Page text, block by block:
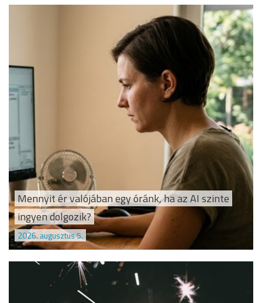
Mennyit ér valójában egy óránk, ha az AI szinte
ingyen dolgozik?
2026. augusztus 5.